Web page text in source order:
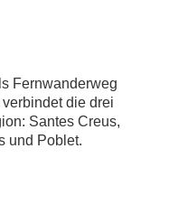
Fernwanderweg
die drei
Santes Creus,
und Poblet.